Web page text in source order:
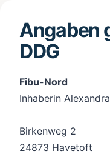
Angaben
DDG
Fibu-Nord
Inhaberin
Birkenweg 2
24873 Havetoft